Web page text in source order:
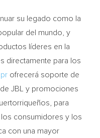
su legado como la
del mundo, y
líderes en la
directamente para los
ofrecerá soporte de
JBL y promociones
para
consumidores y los
con una mayor